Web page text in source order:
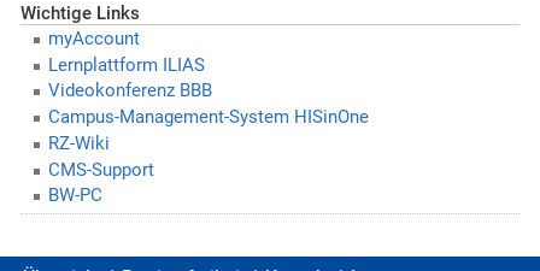
Wichtige Links
myAccount
Lernplattform ILIAS
Videokonferenz BBB
Campus-Management-System HISinOne
RZ-Wiki
CMS-Support
BW-PC